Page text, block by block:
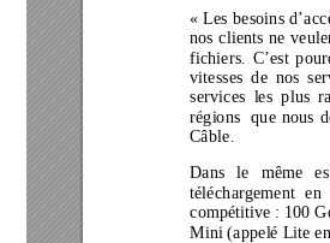
« Les besoins
nos clients ne
fichiers. C’est
vitesses de nos
services les plus
régions que nous
Câble.
Dans le même
téléchargement
compétitive : 100
Mini (appelé Lite